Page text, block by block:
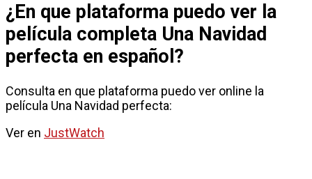
¿En que plataforma puedo ver la
película completa Una Navidad
perfecta en español?
Consulta en que plataforma puedo ver online la
película Una Navidad perfecta:
Ver en JustWatch